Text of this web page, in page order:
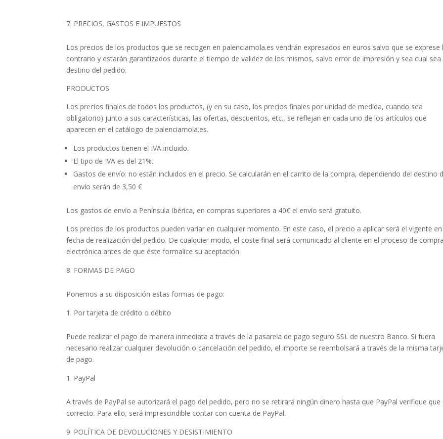
PRECIOS, GASTOS E IMPUESTOS
Los precios de los productos que se recogen en palenciamola.es vendrán expresados en euros salvo que se exprese
contrario y estarán garantizados durante el tiempo de validez de los mismos, salvo error de impresión y sea cual sea
destino del pedido.
PRODUCTOS
Los precios finales de todos los productos, (y en su caso, los precios finales por unidad de medida, cuando sea
obligatorio) junto a sus características, las ofertas, descuentos, etc., se reflejan en cada uno de los artículos que
aparecen en el catálogo de palenciamola.es.
Los productos tienen el IVA incluido.
El tipo de IVA es del 21%.
Gastos de envío: no están incluidos en el precio. Se calcularán en el carrito de la compra, dependiendo del destino
envío serán de 3,50 €
Los gastos de envío a Península Ibérica, en compras superiores a 40€ el envío será gratuito.
Los precios de los productos pueden variar en cualquier momento. En este caso, el precio a aplicar será el vigente en
fecha de realización del pedido. De cualquier modo, el coste final será comunicado al cliente en el proceso de compra
electrónica antes de que éste formalice su aceptación.
FORMAS DE PAGO
Ponemos a su disposición estas formas de pago:
Por tarjeta de crédito o débito
Puede realizar el pago de manera inmediata a través de la pasarela de pago seguro SSL de nuestro Banco. Si fuera
necesario realizar cualquier devolución o cancelación del pedido, el importe se reembolsará a través de la misma
de pago.
PayPal
A través de PayPal se autorizará el pago del pedido, pero no se retirará ningún dinero hasta que PayPal verifique que
correcto. Para ello, será imprescindible contar con cuenta de PayPal.
POLÍTICA DE DEVOLUCIONES Y DESISTIMIENTO